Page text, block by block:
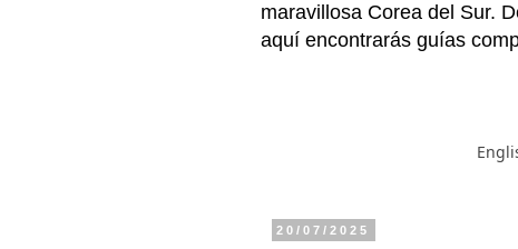
maravillosa Corea del Sur.
aquí encontrarás guías
20/07/2025